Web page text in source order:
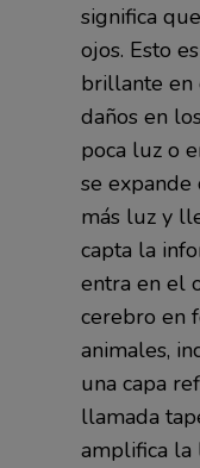
significa
ojos. Esto
brillante en
daños en
poca luz o
se
más luz y
capta la
entra en el
cerebro en
animales,
una capa
llamada
amplifica la